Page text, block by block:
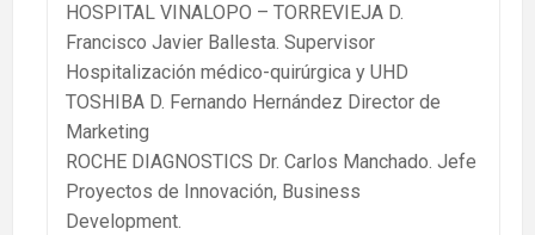
HOSPITAL VINALOPO – TORREVIEJA D.
Francisco Javier Ballesta. Supervisor
Hospitalización médico-quirúrgica y UHD
TOSHIBA D. Fernando Hernández Director de
Marketing
ROCHE DIAGNOSTICS Dr. Carlos Manchado. Jefe
Proyectos de Innovación, Business
Development.